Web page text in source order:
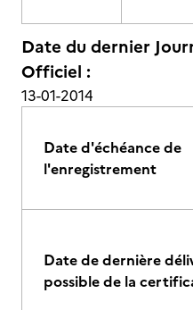
Date du dernier
Officiel :
13-01-2014
Date d'échéance de
l'enregistrement
Date de dernière
possible de la